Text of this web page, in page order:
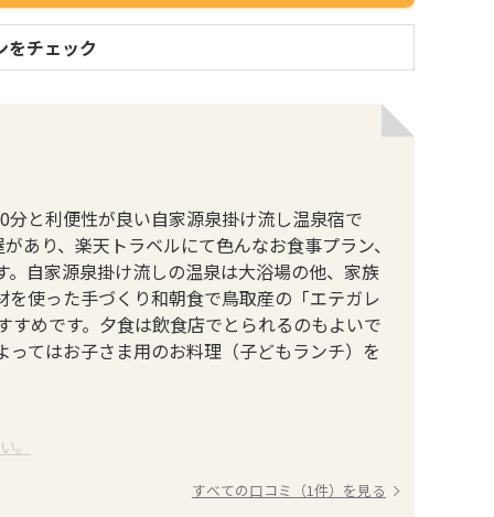
をチェック
と利便性が良い自家源泉掛け流し温泉宿で
あり、楽天トラベルにて色んなお食事プラン、
自家源泉掛け流しの温泉は大浴場の他、家族
使った手づくり和朝食で鳥取産の「エテガレ
めです。夕食は飲食店でとられるのもよいで
てはお子さま用のお料理（子どもランチ）を
。
すべての口コミ（1件）を見る